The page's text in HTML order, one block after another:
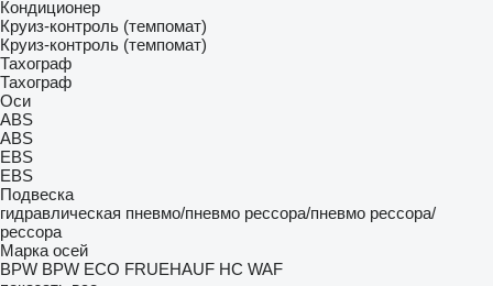
Кондиционер
Круиз-контроль (темпомат)
Круиз-контроль (темпомат)
Тахограф
Тахограф
Оси
ABS
ABS
EBS
EBS
Подвеска
гидравлическая пневмо/пневмо рессора/пневмо рессора/
рессора
Марка осей
BPW BPW ECO FRUEHAUF HC WAF